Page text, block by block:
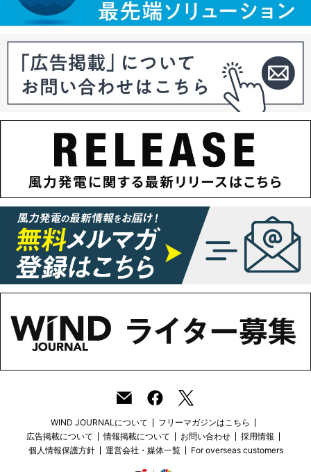
WIND JOURNALについて
フリーマガジンはこちら
広告掲載について
情報掲載について お問い合わせ
採用情報
個人情報保護方針
運営会社・媒体一覧 For overseas customers